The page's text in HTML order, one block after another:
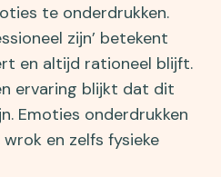
te onderdrukken.
zijn’ betekent
en altijd rationeel blijft.
ervaring blijkt dat dit
Emoties onderdrukken
en zelfs fysieke